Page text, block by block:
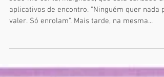
aplicativos de encontro. "Ninguém quer nada
valer. Só enrolam". Mais tarde, na mesma...